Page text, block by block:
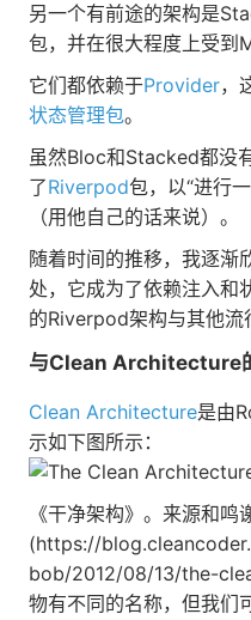
另一个有前途的架构是
包，并在很大程度上受到
它们都依赖于Provider，
状态管理包。
虽然Bloc和Stacked都没
了Riverpod包，以“进行
（用他自己的话来说）。
随着时间的推移，我逐
处，它成为了依赖注入和
的Riverpod架构与其他流
与Clean Architecture
Clean Architecture是由
示如下图所示：
《干净架构》。来源和
(https://
bob/2012/08/13/the-
物有不同的名称，但我们